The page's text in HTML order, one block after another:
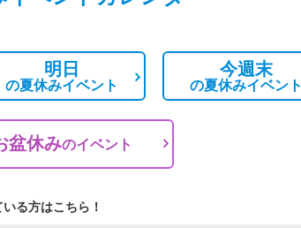
明日
の夏休みイベント
今週末
の夏休みイベント
盆休みのイベント
る方はこちら！